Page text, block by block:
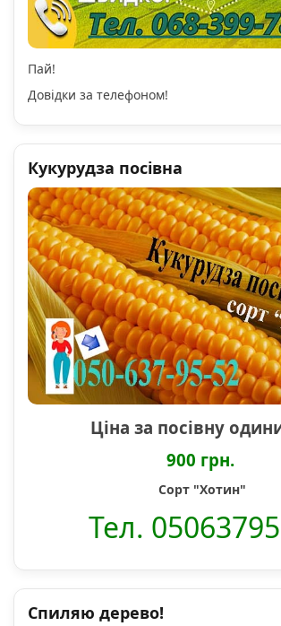
Пай!
Довідки за телефоном!
Кукурудза посівна
Ціна за посівну
900 грн.
Сорт "Хотин"
Тел.
Спиляю дерево!